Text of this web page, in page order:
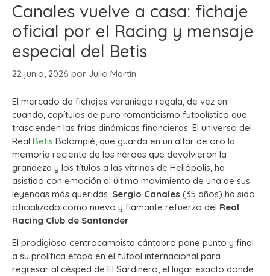
Canales vuelve a casa: fichaje
oficial por el Racing y mensaje
especial del Betis
22 junio, 2026 por Julio Martín
El mercado de fichajes veraniego regala, de vez en
cuando, capítulos de puro romanticismo futbolístico que
trascienden las frías dinámicas financieras. El universo del
Real Betis Balompié, que guarda en un altar de oro la
memoria reciente de los héroes que devolvieron la
grandeza y los títulos a las vitrinas de Heliópolis, ha
asistido con emoción al último movimiento de una de sus
leyendas más queridas. Sergio Canales (35 años) ha sido
oficializado como nuevo y flamante refuerzo del Real
Racing Club de Santander.
El prodigioso centrocampista cántabro pone punto y final
a su prolífica etapa en el fútbol internacional para
regresar al césped de El Sardinero, el lugar exacto donde